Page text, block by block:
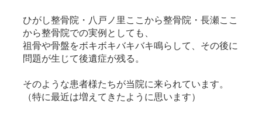
ひがし整骨院・八戸ノ里ここから整骨院・長瀬ここ
から整骨院での実例としても、
祖骨や骨盤をボキボキバキバキ鳴らして、 その後に
問題が生じて後遺症が残る。
そのような患者様たちが当院に来られています。
（特に最近は増えてきたように思います）